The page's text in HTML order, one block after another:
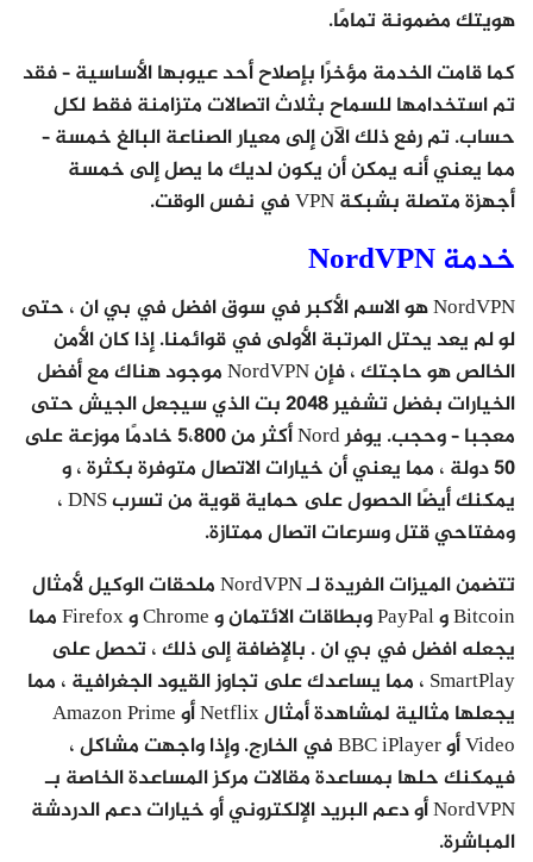
هويتك مضمونة تمامًا.
كما قامت الخدمة مؤخرًا بإصلاح أحد عيوبها الأساسية – فقد
تم استخدامها للسماح بثلاث اتصالات متزامنة فقط لكل
حساب. تم رفع ذلك الآن إلى معيار الصناعة البالغ خمسة –
مما يعني أنه يمكن أن يكون لديك ما يصل إلى خمسة
أجهزة متصلة بشبكة VPN في نفس الوقت.
خدمة NordVPN
NordVPN هو الاسم الأكبر في سوق افضل في بي ان ، حتى
لو لم يعد يحتل المرتبة الأولى في قوائمنا. إذا كان الأمن
الخالص هو حاجتك ، فإن NordVPN موجود هناك مع أفضل
الخيارات بفضل تشفير 2048 بت الذي سيجعل الجيش حتى
معجبا – وحجب. يوفر Nord أكثر من 5،800 خادمًا موزعة على
50 دولة ، مما يعني أن خيارات الاتصال متوفرة بكثرة ، و
يمكنك أيضًا الحصول على حماية قوية من تسرب DNS ،
ومفتاحي قتل وسرعات اتصال ممتازة.
تتضمن الميزات الفريدة لـ NordVPN ملحقات الوكيل لأمثال
Bitcoin و PayPal وبطاقات الائتمان و Chrome و Firefox مما
يجعله افضل في بي ان . بالإضافة إلى ذلك ، تحصل على
SmartPlay ، مما يساعدك على تجاوز القيود الجغرافية ، مما
يجعلها مثالية لمشاهدة أمثال Netflix أو Amazon Prime
Video أو BBC iPlayer في الخارج. وإذا واجهت مشاكل ،
فيمكنك حلها بمساعدة مقالات مركز المساعدة الخاصة بـ
NordVPN أو دعم البريد الإلكتروني أو خيارات دعم الدردشة
المباشرة.